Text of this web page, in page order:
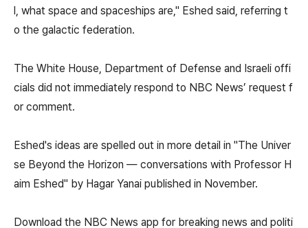
l, what space and spaceships are," Eshed said, referring t
o the galactic federation.
The White House, Department of Defense and Israeli offi
cials did not immediately respond to NBC News’ request f
or comment.
Eshed's ideas are spelled out in more detail in "The Univer
se Beyond the Horizon — conversations with Professor H
aim Eshed" by Hagar Yanai published in November.
Download the NBC News app for breaking news and politi